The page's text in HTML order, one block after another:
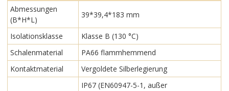
Abmessungen
(B*H*L)
39*39,4*183 mm
Isolationsklasse
Klasse B (130 °C)
Schalenmaterial
PA66 flammhemmend
Kontaktmaterial
Vergoldete Silberlegierung
IP67 (EN60947-5-1, außer